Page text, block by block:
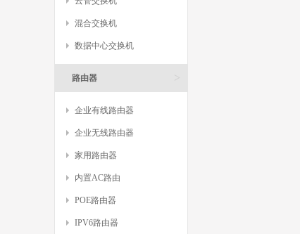
混合交换机
数据中心交换机
路由器
企业有线路由器
企业无线路由器
家用路由器
内置AC路由
POE路由器
IPV6路由器